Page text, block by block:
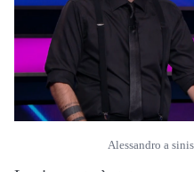
Alessandro a